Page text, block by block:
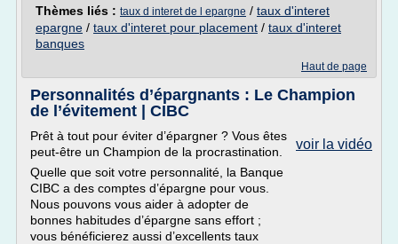
Thèmes liés : taux d interet de l epargne / taux d'interet
epargne / taux d'interet pour placement / taux d'interet
banques
Haut de page
Personnalités d’épargnants : Le Champion
de l’évitement | CIBC
voir la vidéo
Prêt à tout pour éviter d’épargner ? Vous êtes
peut-être un Champion de la procrastination.
Quelle que soit votre personnalité, la Banque
CIBC a des comptes d’épargne pour vous.
Nous pouvons vous aider à adopter de
bonnes habitudes d’épargne sans effort ;
vous bénéficierez aussi d’excellents taux